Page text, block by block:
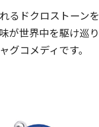
るドクロストーンを
が世界中を駆け巡り
コメディです。